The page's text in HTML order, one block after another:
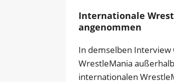
Internationale
angenommen
In demselben Interview
WrestleMania
internationalen